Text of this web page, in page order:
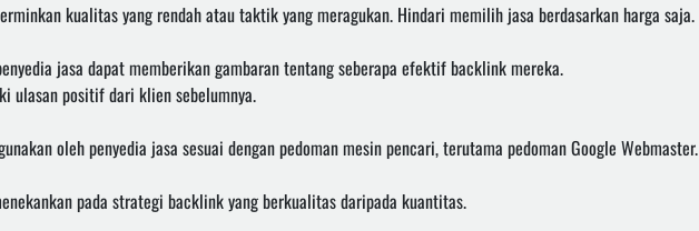
kualitas yang rendah atau taktik yang meragukan. Hindari memilih jasa berdasarkan harga saja.
jasa dapat memberikan gambaran tentang seberapa efektif backlink mereka.
ulasan positif dari klien sebelumnya.
oleh penyedia jasa sesuai dengan pedoman mesin pencari, terutama pedoman Google Webmaster.
pada strategi backlink yang berkualitas daripada kuantitas.